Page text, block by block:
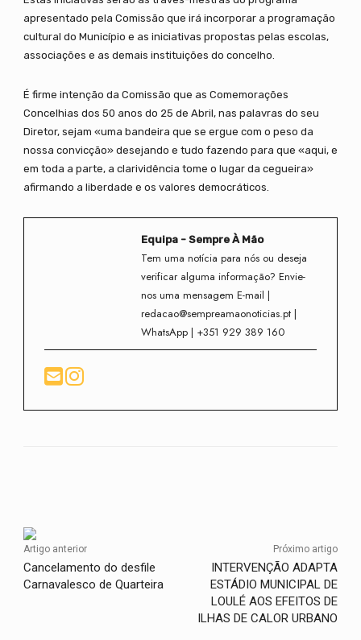
apresentado pela Comissão que irá incorporar a programação
cultural do Município e as iniciativas propostas pelas escolas,
associações e as demais instituições do concelho.
É firme intenção da Comissão que as Comemorações
Concelhias dos 50 anos do 25 de Abril, nas palavras do seu
Diretor, sejam «uma bandeira que se ergue com o peso da
nossa convicção» desejando e tudo fazendo para que «aqui, e
em toda a parte, a clarividência tome o lugar da cegueira»
afirmando a liberdade e os valores democráticos.
Equipa - Sempre À Mão
Tem uma notícia para nós ou deseja
verificar alguma informação? Envie-
nos uma mensagem E-mail |
redacao@sempreamaonoticias.pt |
WhatsApp | +351 929 389 160
Artigo anterior
Cancelamento do desfile
Carnavalesco de Quarteira
Próximo artigo
INTERVENÇÃO ADAPTA
ESTÁDIO MUNICIPAL DE
LOULÉ AOS EFEITOS DE
ILHAS DE CALOR URBANO